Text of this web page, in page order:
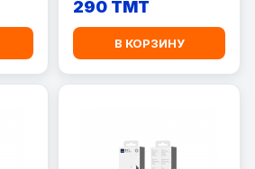
290 TMT
В КОРЗИНУ